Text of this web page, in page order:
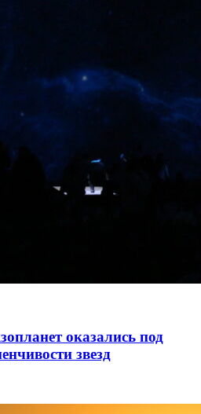
оказались под
звезд